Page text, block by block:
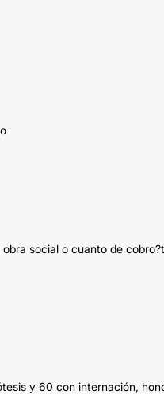
social o cuanto de
y 60 con internación,